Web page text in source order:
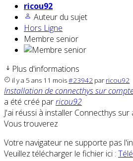
ricou92
Auteur du sujet
Hors Ligne
Membre senior
Plus d'informations
il y a 5 ans 11 mois#23942 par ricou92
Installation de connecthys sur
a été créé parricou92
J'ai réussi à installer Connecthys sur
Vous trouverez
Votre navigateur ne supporte pas
Veuillez télécharger le fichier ici :